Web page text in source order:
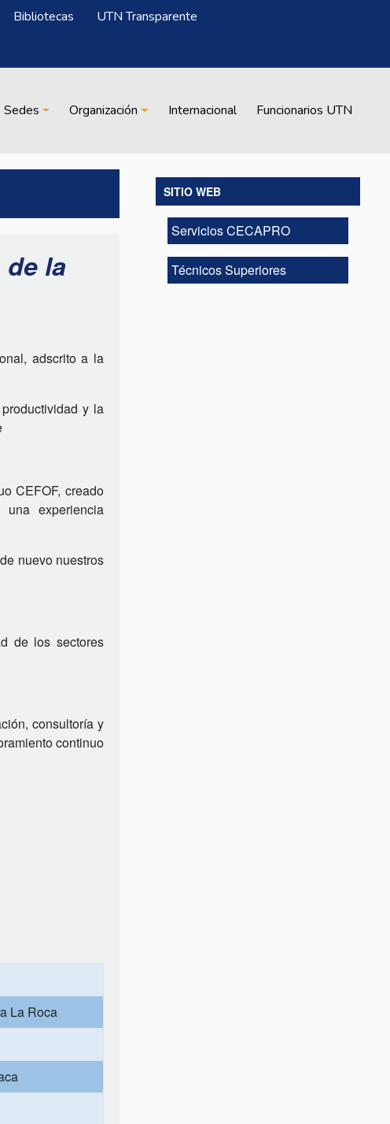
Bibliotecas UTN Transparente
Sedes Organización Internacional Funcionarios UTN
la
adscrito a la
y la
CEFOF, creado
experiencia
nuevo nuestros
de los sectores
consultoría y
continuo
La Roca
SITIO WEB
Servicios CECAPRO
Técnicos Superiores